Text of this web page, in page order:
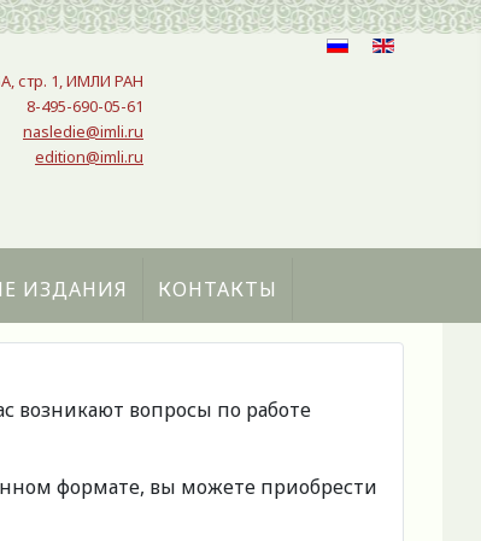
стр. 1, ИМЛИ РАН
8-495-690-05-61
nasledie@imli.ru
edition@imli.ru
ИЗДАНИЯ КОНТАКТЫ
возникают вопросы по работе
формате, вы можете приобрести